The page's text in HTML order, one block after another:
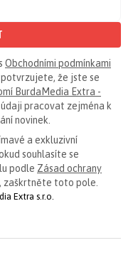
Obchodními podmínkami
že jste se
BurdaMedia Extra -
údaji pracovat zejména k
novinek.
a exkluzivní
souhlasíte se
podle Zásad ochrany
, zaškrtněte toto pole.
Extra s.r.o.